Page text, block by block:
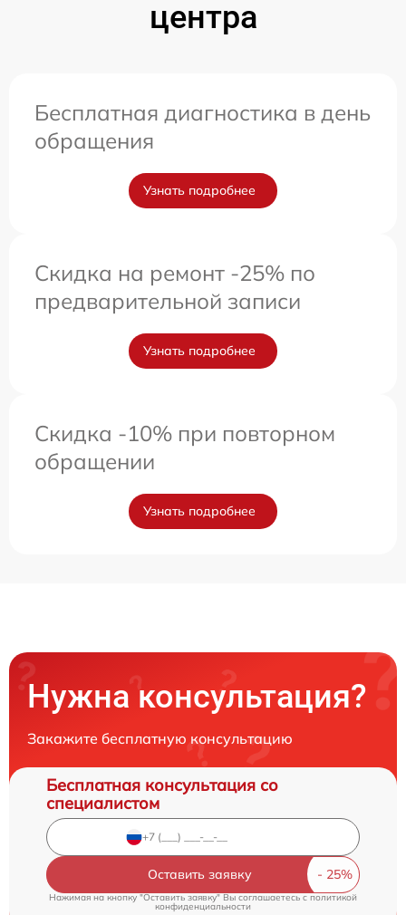
центра
Бесплатная диагностика в день
обращения
Узнать подробнее
Скидка на ремонт -25% по
предварительной записи
Узнать подробнее
Скидка -10% при повторном
обращении
Узнать подробнее
Нужна консультация?
Закажите бесплатную консультацию
Бесплатная консультация со
специалистом
Оставить заявку
Нажимая на кнопку "Оставить заявку" Вы соглашаетесь cполитикой
конфиденциальности